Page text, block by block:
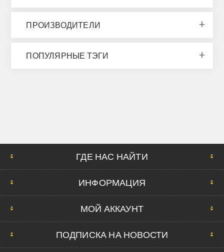
ПРОИЗВОДИТЕЛИ
ПОПУЛЯРНЫЕ ТЭГИ
ГДЕ НАС НАЙТИ
ИНФОРМАЦИЯ
МОЙ АККАУНТ
ПОДПИСКА НА НОВОСТИ